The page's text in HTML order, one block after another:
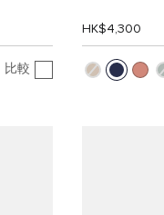
比較
HK$4,300